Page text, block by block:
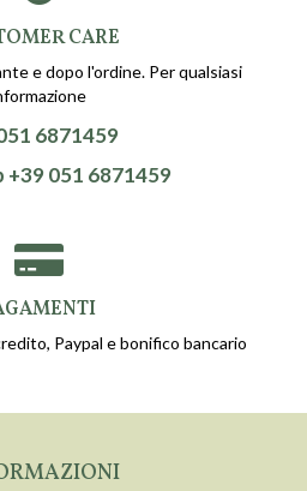
CARE
e dopo l'ordine. Per qualsiasi
6871459
+39 051 6871459
Paypal e bonifico bancario